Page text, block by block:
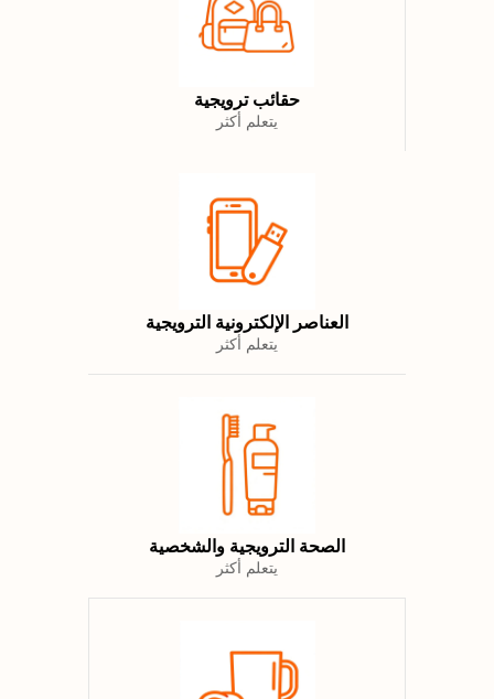
حقائب ترويجية
يتعلم أكثر
العناصر الإلكترونية الترويجية
يتعلم أكثر
الصحة الترويجية والشخصية
يتعلم أكثر